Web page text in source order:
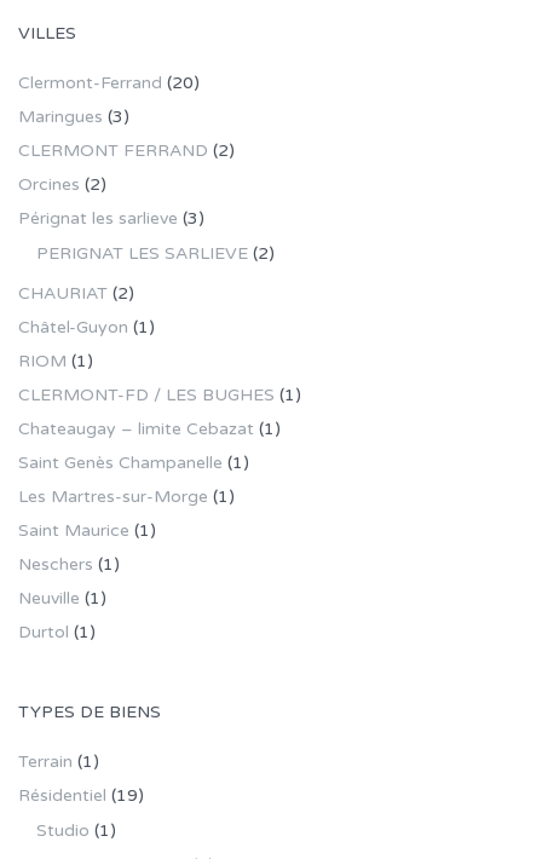
VILLES
Clermont-Ferrand (20)
Maringues (3)
CLERMONT FERRAND (2)
Orcines (2)
Pérignat les sarlieve (3)
PERIGNAT LES SARLIEVE (2)
CHAURIAT (2)
Châtel-Guyon (1)
RIOM (1)
CLERMONT-FD / LES BUGHES (1)
Chateaugay – limite Cebazat (1)
Saint Genès Champanelle (1)
Les Martres-sur-Morge (1)
Saint Maurice (1)
Neschers (1)
Neuville (1)
Durtol (1)
TYPES DE BIENS
Terrain (1)
Résidentiel (19)
Studio (1)